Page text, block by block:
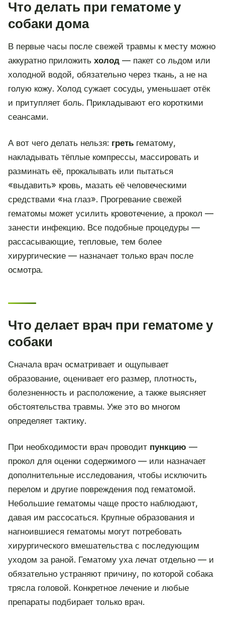
Что делать при гематоме у
собаки дома
В первые часы после свежей травмы к месту можно
аккуратно приложить холод — пакет со льдом или
холодной водой, обязательно через ткань, а не на
голую кожу. Холод сужает сосуды, уменьшает отёк
и притупляет боль. Прикладывают его короткими
сеансами.
А вот чего делать нельзя: греть гематому,
накладывать тёплые компрессы, массировать и
разминать её, прокалывать или пытаться
«выдавить» кровь, мазать её человеческими
средствами «на глаз». Прогревание свежей
гематомы может усилить кровотечение, а прокол —
занести инфекцию. Все подобные процедуры —
рассасывающие, тепловые, тем более
хирургические — назначает только врач после
осмотра.
Что делает врач при гематоме у
собаки
Сначала врач осматривает и ощупывает
образование, оценивает его размер, плотность,
болезненность и расположение, а также выясняет
обстоятельства травмы. Уже это во многом
определяет тактику.
При необходимости врач проводит пункцию —
прокол для оценки содержимого — или назначает
дополнительные исследования, чтобы исключить
перелом и другие повреждения под гематомой.
Небольшие гематомы чаще просто наблюдают,
давая им рассосаться. Крупные образования и
нагноившиеся гематомы могут потребовать
хирургического вмешательства с последующим
уходом за раной. Гематому уха лечат отдельно — и
обязательно устраняют причину, по которой собака
трясла головой. Конкретное лечение и любые
препараты подбирает только врач.